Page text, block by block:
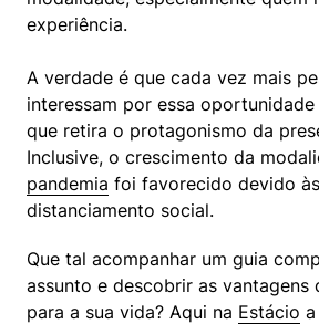
experiência.
A verdade é que cada vez mais
interessam por essa
que retira o protagonismo da
pandemia foi favorecido devido
distanciamento social.
Que tal acompanhar um guia
assunto e descobrir as vantagens
para a sua vida? Aqui na Estácio